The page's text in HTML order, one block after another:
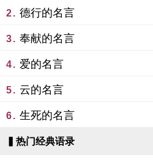
2. 德行的名言
3. 奉献的名言
4. 爱的名言
5. 云的名言
6. 生死的名言
▍热门经典语录